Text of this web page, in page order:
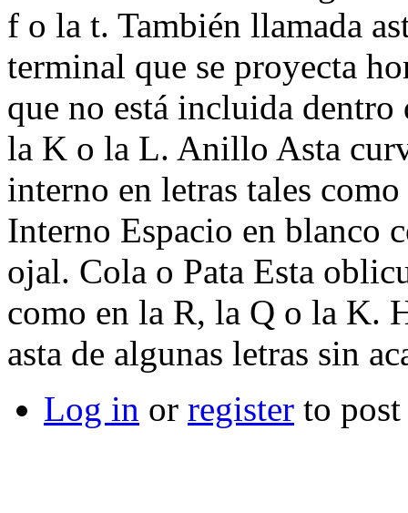
f o la t. También llamada
terminal que se proyecta
que no está incluida
la K o la L. Anillo Asta
interno en letras tales
Interno Espacio en blanco
ojal. Cola o Pata Esta
como en la R, la Q o la K.
asta de algunas letras sin
Log in or register to